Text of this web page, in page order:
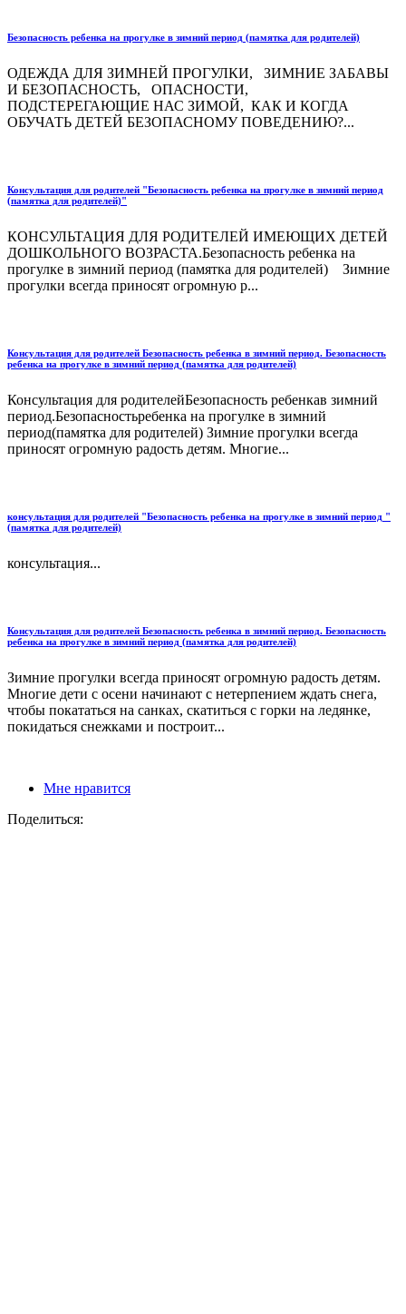
Безопасность ребенка на прогулке в зимний период (памятка для родителей)
ОДЕЖДА ДЛЯ ЗИМНЕЙ ПРОГУЛКИ, ЗИМНИЕ ЗАБАВЫ
И БЕЗОПАСНОСТЬ, ОПАСНОСТИ,
ПОДСТЕРЕГАЮЩИЕ НАС ЗИМОЙ, КАК И КОГДА
ОБУЧАТЬ ДЕТЕЙ БЕЗОПАСНОМУ ПОВЕДЕНИЮ?...
Консультация для родителей "Безопасность ребенка на прогулке в зимний период
(памятка для родителей)"
КОНСУЛЬТАЦИЯ ДЛЯ РОДИТЕЛЕЙ ИМЕЮЩИХ ДЕТЕЙ
ДОШКОЛЬНОГО ВОЗРАСТА.Безопасность ребенка на
прогулке в зимний период (памятка для родителей) Зимние
прогулки всегда приносят огромную р...
Консультация для родителей Безопасность ребенка в зимний период. Безопасность
ребенка на прогулке в зимний период (памятка для родителей)
Консультация для родителейБезопасность ребенкав зимний
период.Безопасностьребенка на прогулке в зимний
период(памятка для родителей) Зимние прогулки всегда
приносят огромную радость детям. Многие...
консультация для родителей "Безопасность ребенка на прогулке в зимний период "
(памятка для родителей)
консультация...
Консультация для родителей Безопасность ребенка в зимний период. Безопасность
ребенка на прогулке в зимний период (памятка для родителей)
Зимние прогулки всегда приносят огромную радость детям.
Многие дети с осени начинают с нетерпением ждать снега,
чтобы покататься на санках, скатиться с горки на ледянке,
покидаться снежками и построит...
Мне нравится
Поделиться: